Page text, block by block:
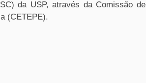
da USP, através da Comissão de
(CETEPE).